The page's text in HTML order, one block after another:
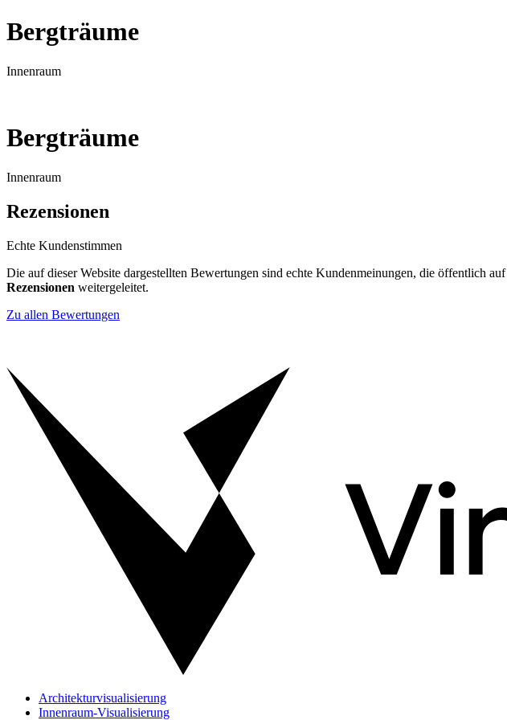
Bergträume
Innenraum
Bergträume
Innenraum
Rezensionen
Echte Kundenstimmen
Die auf dieser Website dargestellten Bewertungen sind echte Kundenmeinungen, die öffentlich auf
Rezensionen weitergeleitet.
Zu allen Bewertungen
Architekturvisualisierung
Innenraum-Visualisierung